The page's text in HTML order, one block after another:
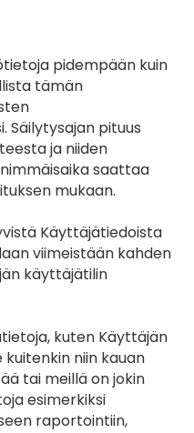
pidempään kuin
tämän
Säilytysajan pituus
ja niiden
saattaa
mukaan.
Käyttäjätiedoista
viimeistään kahden
käyttäjätilin
kuten Käyttäjän
niin kauan
tai meillä on jokin
esimerkiksi
raportointiin,